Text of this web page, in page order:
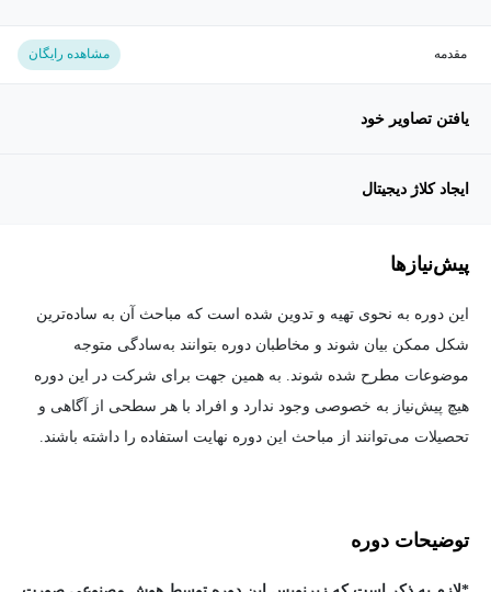
مقدمه مشاهده رایگان
یافتن تصاویر خود
ایجاد کلاژ دیجیتال
پیش‌نیاز‌ها
این دوره به نحوی تهیه و تدوین شده است که مباحث آن به ساده‌ترین
شکل ممکن بیان شوند و مخاطبان دوره بتوانند به‌سادگی متوجه
موضوعات مطرح شده شوند. به همین جهت برای شرکت در این دوره
هیچ پیش‌نیاز به خصوصی وجود ندارد و افراد با هر سطحی از آگاهی و
تحصیلات می‌توانند از مباحث این دوره نهایت استفاده را داشته باشند.
توضیحات دوره